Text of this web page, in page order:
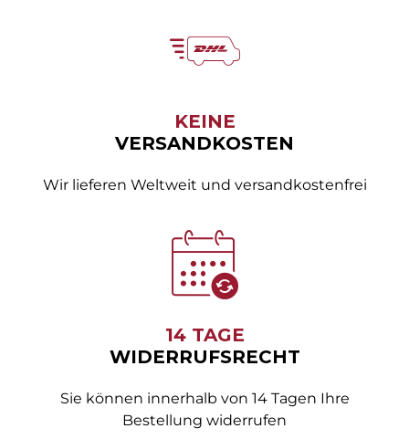
KEINE
VERSANDKOSTEN
Wir lieferen Weltweit und versandkostenfrei
14 TAGE
WIDERRUFSRECHT
Sie können innerhalb von 14 Tagen Ihre
Bestellung widerrufen